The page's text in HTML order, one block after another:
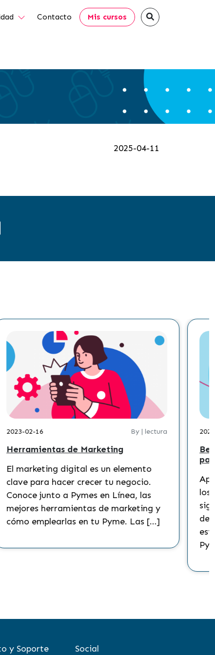
Contacto Mis cursos
2025-04-11
2023-02-16 By | lectura
Herramientas de Marketing
El marketing digital es un elemento
clave para hacer crecer tu negocio.
Conoce junto a Pymes en Línea, las
mejores herramientas de marketing y
cómo emplearlas en tu Pyme. Las […]
los
de
y Soporte Social